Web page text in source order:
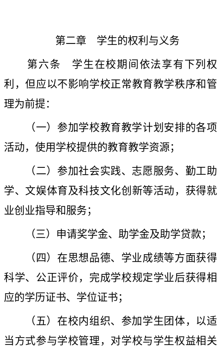
第二章 学生的权利与义务
第六条 学生在校期间依法享有下列权
利，但应以不影响学校正常教育教学秩序和管
理为前提：
（一）参加学校教育教学计划安排的各项
活动，使用学校提供的教育教学资源；
（二）参加社会实践、志愿服务、勤工助
学、文娱体育及科技文化创新等活动，获得就
业创业指导和服务；
（三）申请奖学金、助学金及助学贷款；
（四）在思想品德、学业成绩等方面获得
科学、公正评价，完成学校规定学业后获得相
应的学历证书、学位证书；
（五）在校内组织、参加学生团体，以适
当方式参与学校管理，对学校与学生权益相关